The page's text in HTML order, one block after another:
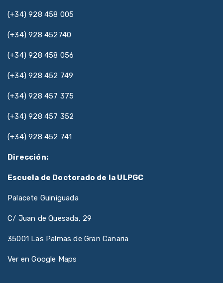
(+34) 928 458 005
(+34) 928 452740
(+34) 928 458 056
(+34) 928 452 749
(+34) 928 457 375
(+34) 928 457 352
(+34) 928 452 741
Dirección:
Escuela de Doctorado de la ULPGC
Palacete Guiniguada
C/ Juan de Quesada, 29
35001 Las Palmas de Gran Canaria
Ver en Google Maps